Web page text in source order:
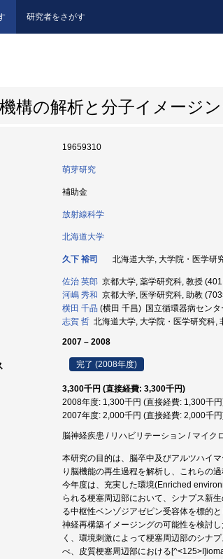
研究者をさがす
構の解析と分子イメージ
19659310
萌芽研究
補助金
放射線科学
北海道大学
久下 裕司 北海道大学, 大学院・医学研
佐治 英郎 京都大学, 薬学研究科, 教授
河嶋 秀和 京都大学, 医学研究科, 助教
横田 千晶 (横田 千昌) 国立循環器病セン
志賀 哲 北海道大学, 大学院・医学研究科,
2007 – 2008
完了 (2008年度)
3,300千円 (直接経費: 3,300千円)
2008年度: 1,300千円 (直接経費: 1,300千
2007年度: 2,000千円 (直接経費: 2,000千
脳神経疾患 / リハビリテーション / マイク
本研究の目的は、脳卒中及びアルツハイ
り脳機能の再生過程を解析し、これらの
今年度は、充実した環境(Enriched
られる梗塞周辺部において、シナプス新
る中枢性ベンゾジアゼピン受容体を標的
神経再構築イメージングの可能性を検討
く、環境刺激によって梗塞周辺部のシナ
べ、皮質梗塞周辺部における